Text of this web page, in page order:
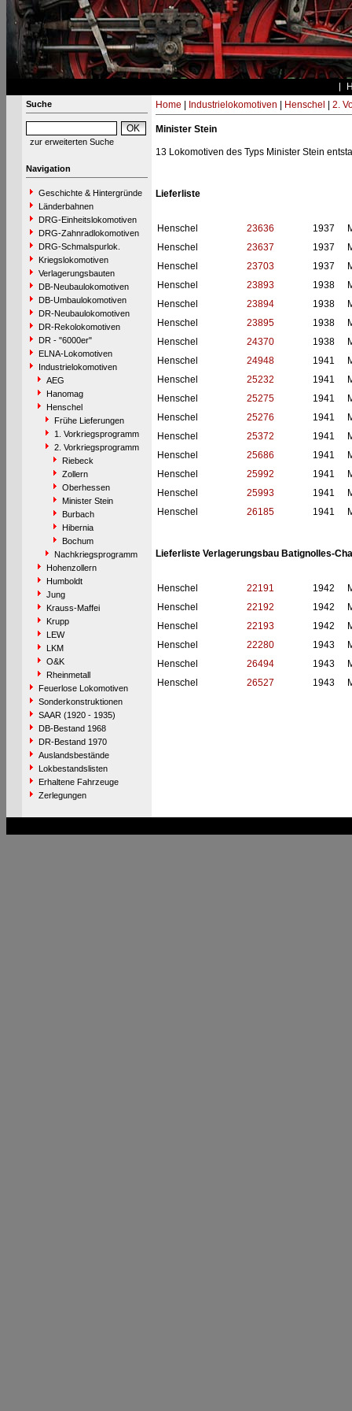
Suche
zur erweiterten Suche
Navigation
Geschichte & Hintergründe
Länderbahnen
DRG-Einheitslokomotiven
DRG-Zahnradlokomotiven
DRG-Schmalspurlok.
Kriegslokomotiven
Verlagerungsbauten
DB-Neubaulokomotiven
DB-Umbaulokomotiven
DR-Neubaulokomotiven
DR-Rekolokomotiven
DR - "6000er"
ELNA-Lokomotiven
Industrielokomotiven
AEG
Hanomag
Henschel
Frühe Lieferungen
1. Vorkriegsprogramm
2. Vorkriegsprogramm
Riebeck
Zollern
Oberhessen
Minister Stein
Burbach
Hibernia
Bochum
Nachkriegsprogramm
Hohenzollern
Humboldt
Jung
Krauss-Maffei
Krupp
LEW
LKM
O&K
Rheinmetall
Feuerlose Lokomotiven
Sonderkonstruktionen
SAAR (1920 - 1935)
DB-Bestand 1968
DR-Bestand 1970
Auslandsbestände
Lokbestandslisten
Erhaltene Fahrzeuge
Zerlegungen
Home Industrielokomotiven Henschel 2.
Minister Stein
13 Lokomotiven des Typs Minister Stein
Lieferliste
Henschel 23636 1937
Henschel
23637 1937
Henschel
23703 1937
Henschel
23893 1938
Henschel
23894 1938
Henschel
23895 1938
Henschel
24370 1938
Henschel
24948 1941
Henschel
25232 1941
Henschel
25275 1941
Henschel
25276 1941
Henschel
25372 1941
Henschel
25686 1941
Henschel
25992 1941
Henschel
25993 1941
Henschel
26185 1941
Lieferliste Verlagerungsbau Batignolles-
Henschel 22191 1942
Henschel
22192 1942
Henschel
22193 1942
Henschel
22280 1943
Henschel
26494 1943
Henschel
26527 1943